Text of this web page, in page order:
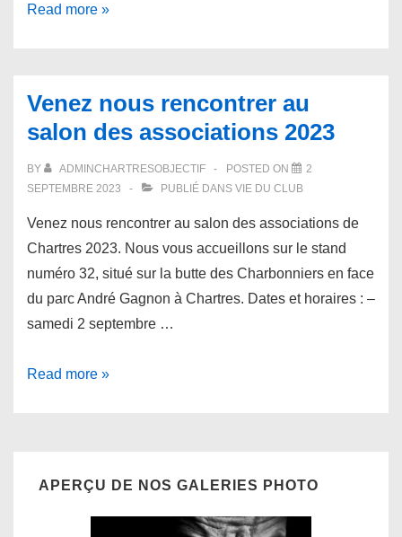
Séances
2023
Read more »
Venez nous rencontrer au
salon des associations 2023
BY ADMINCHARTRESOBJECTIF POSTED ON
2
SEPTEMBRE 2023
PUBLIÉ DANS VIE DU CLUB
Venez nous rencontrer au salon des associations de
Chartres 2023. Nous vous accueillons sur le stand
numéro 32, situé sur la butte des Charbonniers en face
du parc André Gagnon à Chartres. Dates et horaires : –
samedi 2 septembre …
Venez
Read more »
APERÇU DE NOS GALERIES PHOTO